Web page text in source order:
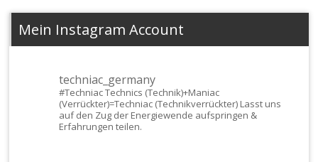
Mein Instagram Account
techniac_germany
#TechniacTechnics (Technik)+Maniac
(Verrückter)=Techniac (Technikverrückter) Lasst uns
auf den Zug der Energiewende aufspringen &
Erfahrungen teilen.